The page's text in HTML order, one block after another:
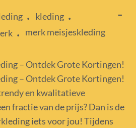
kleding
merk meisjeskleding
– Ontdek Grote Kortingen!
– Ontdek Grote Kortingen!
en kwalitatieve
fractie van de prijs? Dan is de
iets voor jou! Tijdens